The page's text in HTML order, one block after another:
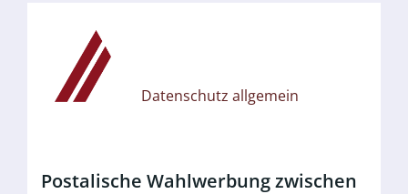
Datenschutz allgemein
Postalische Wahlwerbung zwischen